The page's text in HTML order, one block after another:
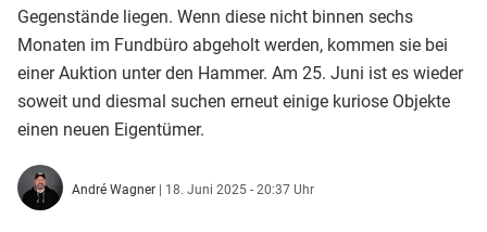
Gegenstände liegen. Wenn diese nicht binnen sechs
Monaten im Fundbüro abgeholt werden, kommen sie bei
einer Auktion unter den Hammer. Am 25. Juni ist es wieder
soweit und diesmal suchen erneut einige kuriose Objekte
einen neuen Eigentümer.
André Wagner | 18. Juni 2025 - 20:37 Uhr